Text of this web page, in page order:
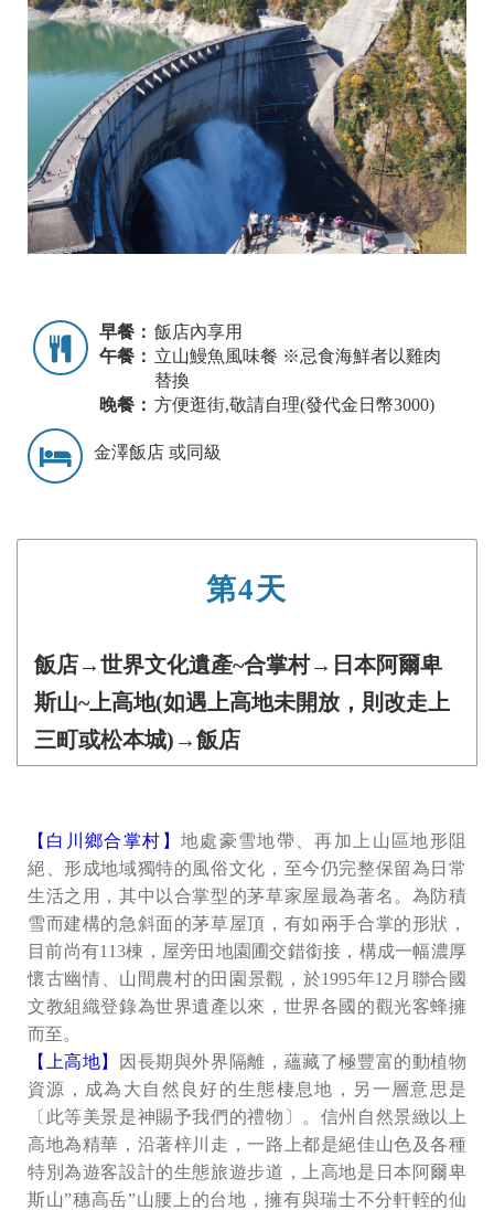
早餐： 飯店內享用
午餐： 立山鰻魚風味餐 ※忌食海鮮者以雞肉
替換
晚餐： 方便逛街,敬請自理(發代金日幣3000)
金澤飯店 或同級
第4天
飯店→世界文化遺產~合掌村→日本阿爾卑
斯山~上高地(如遇上高地未開放，則改走上
三町或松本城)→飯店
【白川鄉合掌村】 地處豪雪地帶、再加上山區地形阻
絕、形成地域獨特的風俗文化，至今仍完整保留為日常
生活之用，其中以合掌型的茅草家屋最為著名。為防積
雪而建構的急斜面的茅草屋頂，有如兩手合掌的形狀，
目前尚有113棟，屋旁田地園圃交錯銜接，構成一幅濃厚
懷古幽情、山間農村的田園景觀，於1995年12月聯合國
文教組織登錄為世界遺產以來，世界各國的觀光客蜂擁
而至。
【上高地】
因長期與外界隔離，蘊藏了極豐富的動植物
資源，成為大自然良好的生態棲息地，另一層意思是
〔此等美景是神賜予我們的禮物〕。信州自然景緻以上
高地為精華，沿著梓川走，一路上都是絕佳山色及各種
特別為遊客設計的生態旅遊步道，上高地是日本阿爾卑
斯山”穗高岳”山腰上的台地，擁有與瑞士不分軒輊的仙